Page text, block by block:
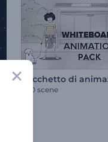
400 scene